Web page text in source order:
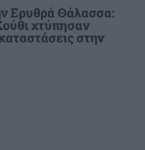
Βασιλειές –
χωρίς νερό
Ερυθρά Θάλασσα:
χτύπησαν
στην